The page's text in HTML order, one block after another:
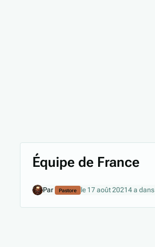
Équipe de France
Par Pastore le 17 août 20214 a dans